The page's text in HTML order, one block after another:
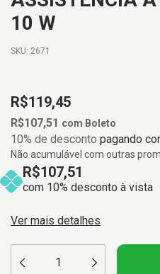
10 W
SKU: 2671
R$119,45
R$107,51 com Boleto
10% de desconto pagando
Não acumulável com outras
R$107,51
com 10% desconto à vista
Ver mais detalhes